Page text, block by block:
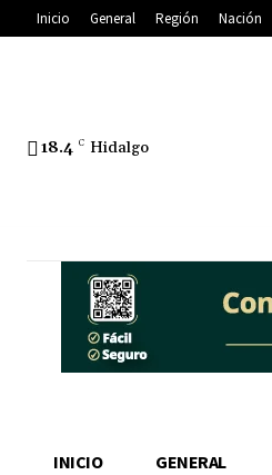
Inicio General Región Nación
18.4 C Hidalgo
INICIO GENERAL